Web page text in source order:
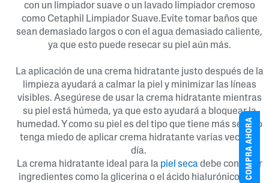
con un limpiador suave o un lavado limpiador cremoso
como Cetaphil Limpiador Suave.Evite tomar baños que
sean demasiado largos o con el agua demasiado caliente,
ya que esto puede resecar su piel aún más.
La aplicación de una crema hidratante justo después de la
limpieza ayudará a calmar la piel y minimizar las líneas
visibles. Asegúrese de usar la crema hidratante mientras
su piel está húmeda, ya que esto ayudará a bloquear la
humedad. Y como su piel es del tipo que tiene más sed, no
tenga miedo de aplicar crema hidratante varias veces al
día.
La crema hidratante ideal para la piel secadebe contener
ingredientes como la glicerina o el ácido hialurónico, que
COMPRA AHORA